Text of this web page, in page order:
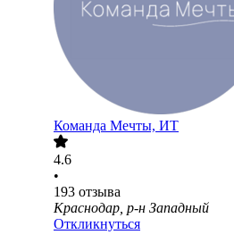
Команда Мечты, ИТ
4.6
•
193 отзыва
Краснодар, р-н Западный
Откликнуться